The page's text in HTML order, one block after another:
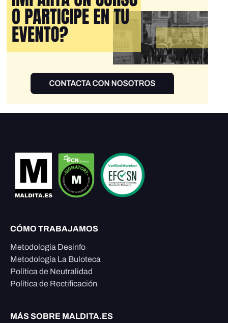
CÓMO TRABAJAMOS
Metodología Desinfo
Metodología La Buloteca
Política de Neutralidad
Política de Rectificación
MÁS SOBRE MALDITA.ES